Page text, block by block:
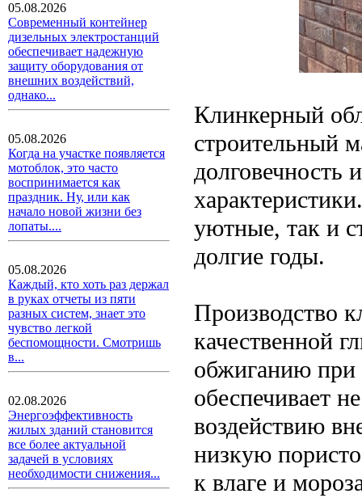
05.08.2026
Современный контейнер
дизельных электростанций
обеспечивает надежную
защиту оборудования от
внешних воздействий,
однако...
05.08.2026
Когда на участке появляется
мотоблок, это часто
воспринимается как
праздник. Ну, или как
начало новой жизни без
лопаты....
05.08.2026
Каждый, кто хоть раз держал
в руках отчеты из пяти
разных систем, знает это
чувство легкой
беспомощности. Смотришь
в...
02.08.2026
Энергоэффективность
жилых зданий становится
все более актуальной
задачей в условиях
необходимости снижения...
Клинкерный
строительный
долговечность
уютные, так и
долгие годы.
Производство
качественной
обжиганию при
обеспечивает
воздействию
низкую
к влаге и